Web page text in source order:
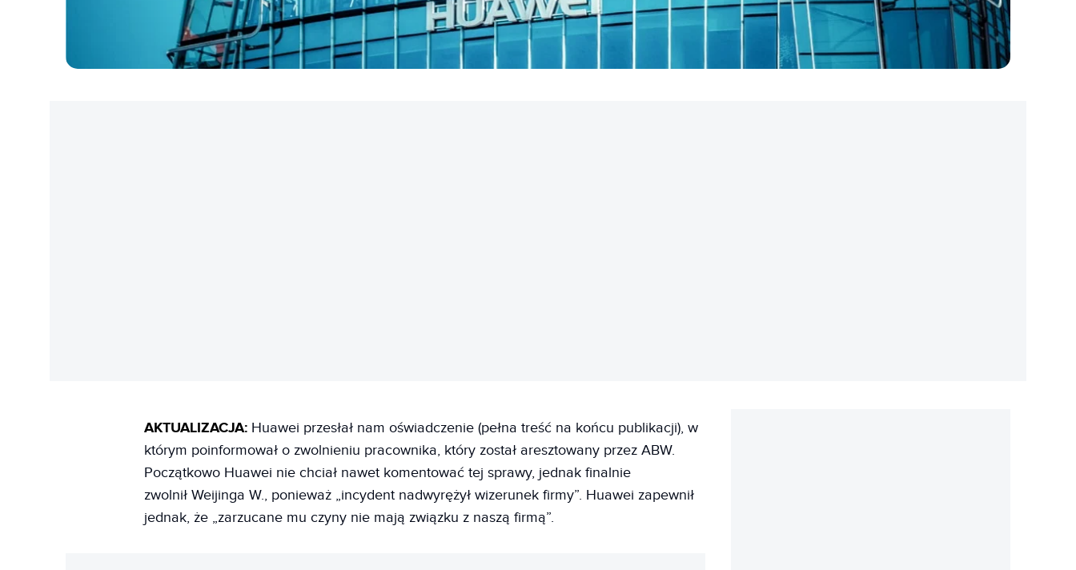
AKTUALIZACJA: Huawei przesłał nam oświadczenie (pełna treść na końcu publikacji), w
którym poinformował o zwolnieniu pracownika, który został aresztowany przez ABW.
Początkowo Huawei nie chciał nawet komentować tej sprawy, jednak finalnie
zwolnił Weijinga W., ponieważ „incydent nadwyrężył wizerunek firmy”. Huawei zapewnił
jednak, że „zarzucane mu czyny nie mają związku z naszą firmą”.